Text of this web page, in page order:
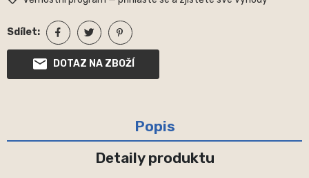
Sdílet:
DOTAZ NA ZBOŽÍ
Popis
Detaily produktu